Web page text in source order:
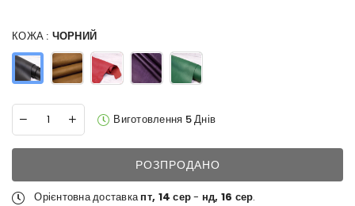
КОЖА : ЧОРНИЙ
Виготовлення 5 Днів
РОЗПРОДАНО
Орієнтовна доставкапт, 14 сер- нд, 16 сер.